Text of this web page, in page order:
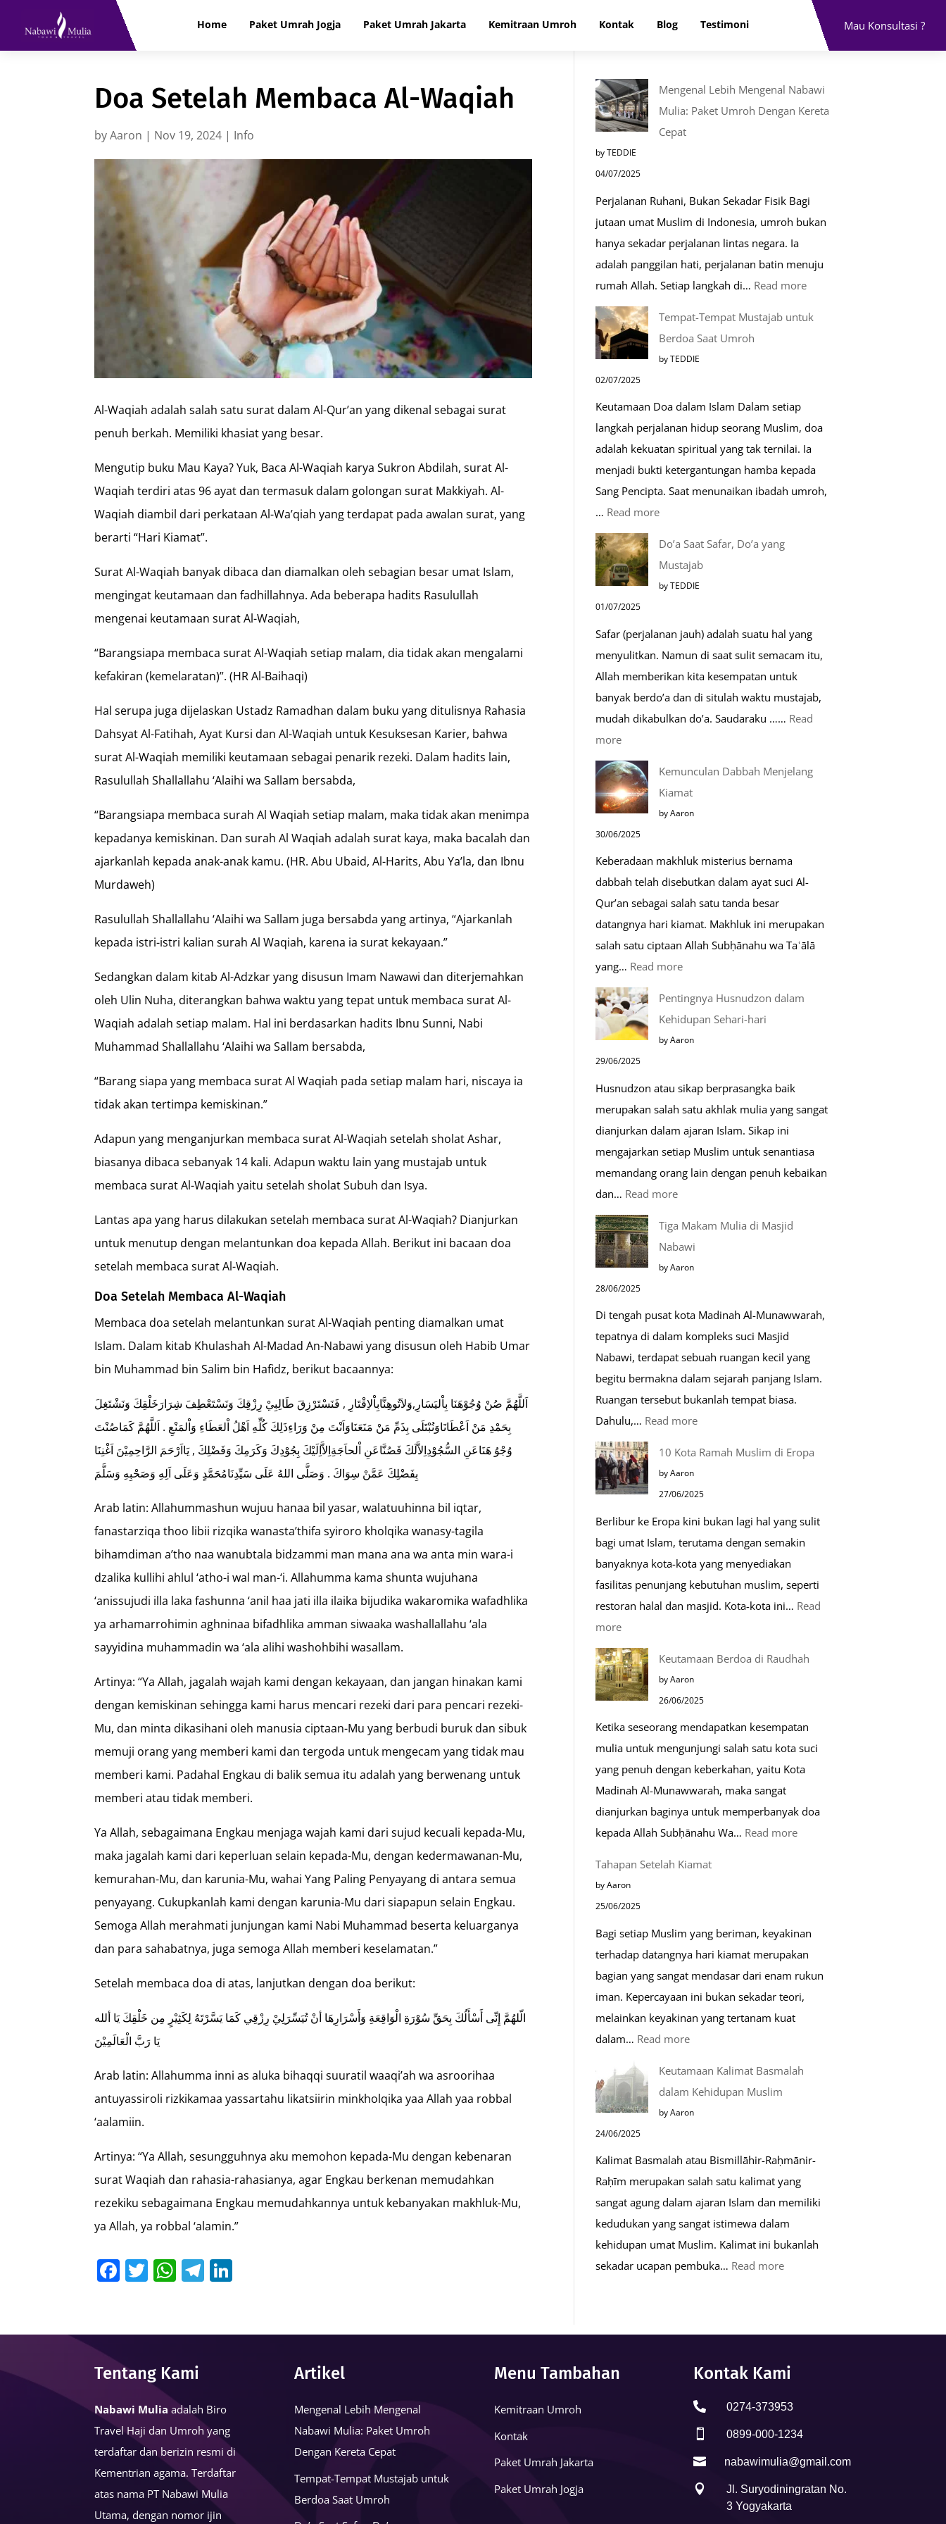
Home Paket Umrah Jogja Paket Umrah Jakarta Kemitraan Umroh Kontak Blog Testimoni Mau Konsultasi ?
Doa Setelah Membaca Al-Waqiah
byAaron | Nov 19, 2024 | Info
Al-Waqiah adalah salah satu surat dalam Al-Qur’an yang dikenal sebagai surat
penuh berkah. Memiliki khasiat yang besar.
Mengutip buku Mau Kaya? Yuk, Baca Al-Waqiah karya Sukron Abdilah, surat Al-
Waqiah terdiri atas 96 ayat dan termasuk dalam golongan surat Makkiyah. Al-
Waqiah diambil dari perkataan Al-Wa’qiah yang terdapat pada awalan surat, yang
berarti “Hari Kiamat”.
Surat Al-Waqiah banyak dibaca dan diamalkan oleh sebagian besar umat Islam,
mengingat keutamaan dan fadhillahnya. Ada beberapa hadits Rasulullah
mengenai keutamaan surat Al-Waqiah,
“Barangsiapa membaca surat Al-Waqiah setiap malam, dia tidak akan mengalami
kefakiran (kemelaratan)”. (HR Al-Baihaqi)
Hal serupa juga dijelaskan Ustadz Ramadhan dalam buku yang ditulisnya Rahasia
Dahsyat Al-Fatihah, Ayat Kursi dan Al-Waqiah untuk Kesuksesan Karier, bahwa
surat Al-Waqiah memiliki keutamaan sebagai penarik rezeki. Dalam hadits lain,
Rasulullah Shallallahu ‘Alaihi wa Sallam bersabda,
“Barangsiapa membaca surah Al Waqiah setiap malam, maka tidak akan menimpa
kepadanya kemiskinan. Dan surah Al Waqiah adalah surat kaya, maka bacalah dan
ajarkanlah kepada anak-anak kamu. (HR. Abu Ubaid, Al-Harits, Abu Ya’la, dan Ibnu
Murdaweh)
Rasulullah Shallallahu ‘Alaihi wa Sallam juga bersabda yang artinya, “Ajarkanlah
kepada istri-istri kalian surah Al Waqiah, karena ia surat kekayaan.”
Sedangkan dalam kitab Al-Adzkar yang disusun Imam Nawawi dan diterjemahkan
oleh Ulin Nuha, diterangkan bahwa waktu yang tepat untuk membaca surat Al-
Waqiah adalah setiap malam. Hal ini berdasarkan hadits Ibnu Sunni, Nabi
Muhammad Shallallahu ‘Alaihi wa Sallam bersabda,
“Barang siapa yang membaca surat Al Waqiah pada setiap malam hari, niscaya ia
tidak akan tertimpa kemiskinan.”
Adapun yang menganjurkan membaca surat Al-Waqiah setelah sholat Ashar,
biasanya dibaca sebanyak 14 kali. Adapun waktu lain yang mustajab untuk
membaca surat Al-Waqiah yaitu setelah sholat Subuh dan Isya.
Lantas apa yang harus dilakukan setelah membaca surat Al-Waqiah? Dianjurkan
untuk menutup dengan melantunkan doa kepada Allah. Berikut ini bacaan doa
setelah membaca surat Al-Waqiah.
Doa Setelah Membaca Al-Waqiah
Membaca doa setelah melantunkan surat Al-Waqiah penting diamalkan umat
Islam. Dalam kitab Khulashah Al-Madad An-Nabawi yang disusun oleh Habib Umar
bin Muhammad bin Salim bin Hafidz, berikut bacaannya:
اَللَّهُمَّ صُنْ وُجُوْهَنَا بِاْليَسَارِ,وَلاَتُوهِنَّابِاْلاِقْتَارِ , فَنَسْتَرْزِقَ طَالِبِيْ رِزْقِكَ وَنَسْتَعْطِفَ شِرَارَخَلْقِكَ وَنَشْتَغِلَ
بِحَمْدِ مَنْ اَعْطَانَاوَنُبْتَلَى بِذَمِّ مَنْ مَنَعَنَاوَاَنْتَ مِنْ وَرَاءِذَلِكَ كُلِّهِ اَهْلُ اْلعَطَاءِ وَاْلمَنْعِ . اَللَّهُمَّ كَمَاصُنْتَ
وُجْوُ هَنَاعَنِ السُّجُوْدِاِلاَّلَكَ فَصُنَّاعَنِ اْلحاَجَةِاِلاَّاِلَيْكَ بِجُوْدِكَ وَكَرَمِكَ وَفَضْلِكَ , يَااَرْحَمَ الرَّاحِمِيْنَ اَغْنِنَا
بِفَضْلِكَ عَمَّنْ سِوَاكَ . وَصَلَّى اللهُ عَلَى سَيِّدِنَامُحَمَّدٍ وَعَلَى اَلِهِ وَصَحْبِهِ وَسَلَّمَ
Arab latin: Allahummashun wujuu hanaa bil yasar, walatuuhinna bil iqtar,
fanastarziqa thoo libii rizqika wanasta’thifa syiroro kholqika wanasy-tagila
bihamdiman a’tho naa wanubtala bidzammi man mana ana wa anta min wara-i
dzalika kullihi ahlul ‘atho-i wal man-‘i. Allahumma kama shunta wujuhana
‘anissujudi illa laka fashunna ‘anil haa jati illa ilaika bijudika wakaromika wafadhlika
ya arhamarrohimin aghninaa bifadhlika amman siwaaka washallallahu ‘ala
sayyidina muhammadin wa ‘ala alihi washohbihi wasallam.
Artinya: “Ya Allah, jagalah wajah kami dengan kekayaan, dan jangan hinakan kami
dengan kemiskinan sehingga kami harus mencari rezeki dari para pencari rezeki-
Mu, dan minta dikasihani oleh manusia ciptaan-Mu yang berbudi buruk dan sibuk
memuji orang yang memberi kami dan tergoda untuk mengecam yang tidak mau
memberi kami. Padahal Engkau di balik semua itu adalah yang berwenang untuk
memberi atau tidak memberi.
Ya Allah, sebagaimana Engkau menjaga wajah kami dari sujud kecuali kepada-Mu,
maka jagalah kami dari keperluan selain kepada-Mu, dengan kedermawanan-Mu,
kemurahan-Mu, dan karunia-Mu, wahai Yang Paling Penyayang di antara semua
penyayang. Cukupkanlah kami dengan karunia-Mu dari siapapun selain Engkau.
Semoga Allah merahmati junjungan kami Nabi Muhammad beserta keluarganya
dan para sahabatnya, juga semoga Allah memberi keselamatan.”
Setelah membaca doa di atas, lanjutkan dengan doa berikut:
الّلهُمَّ إِنِّى أَسْأَلُكَ بِحَقِّ سُوْرَةِ الْوَاقِعَةِ وَأَسْرَارِهَا أنْ تُيَسِّرَلِيْ رِزْقِي كَمَا يَسَّرْتَهُ لِكَثِيْرٍ مِن خَلْقِكَ يَا ألله
يَا رَبَّ الْعَالَمِيْنَ
Arab latin: Allahumma inni as aluka bihaqqi suuratil waaqi’ah wa asroorihaa
antuyassiroli rizkikamaa yassartahu likatsiirin minkholqika yaa Allah yaa robbal
‘aalamiin.
Artinya: “Ya Allah, sesungguhnya aku memohon kepada-Mu dengan kebenaran
surat Waqiah dan rahasia-rahasianya, agar Engkau berkenan memudahkan
rezekiku sebagaimana Engkau memudahkannya untuk kebanyakan makhluk-Mu,
ya Allah, ya robbal ‘alamin.”
Facebook
Twitter
WhatsApp
Telegram
Mengenal Lebih Mengenal Nabawi
Mulia: Paket Umroh Dengan Kereta
Cepat
by TEDDIE
04/07/2025
Perjalanan Ruhani, Bukan Sekadar Fisik Bagi
jutaan umat Muslim di Indonesia, umroh bukan
hanya sekadar perjalanan lintas negara. Ia
adalah panggilan hati, perjalanan batin menuju
rumah Allah. Setiap langkah di… Read more:
Umroh
Dengan
Kereta
Cepat
Tempat-Tempat Mustajab untuk
Berdoa Saat Umroh
by TEDDIE
02/07/2025
Keutamaan Doa dalam Islam Dalam setiap
langkah perjalanan hidup seorang Muslim, doa
adalah kekuatan spiritual yang tak ternilai. Ia
menjadi bukti ketergantungan hamba kepada
Sang Pencipta. Saat menunaikan ibadah umroh,
… Read more:
Mustajab
Saat
Umroh
Do’a Saat Safar, Do’a yang
Mustajab
by TEDDIE
01/07/2025
Safar (perjalanan jauh) adalah suatu hal yang
menyulitkan. Namun di saat sulit semacam itu,
Allah memberikan kita kesempatan untuk
banyak berdo’a dan di situlah waktu mustajab,
mudah dikabulkan do’a. Saudaraku …… Read
more:
Do’a
Saat
Safar,
Mustajab
Kemunculan Dabbah Menjelang
Kiamat
by Aaron
30/06/2025
Keberadaan makhluk misterius bernama
dabbah telah disebutkan dalam ayat suci Al-
Qur’an sebagai salah satu tanda besar
datangnya hari kiamat. Makhluk ini merupakan
salah satu ciptaan Allah Subḥānahu wa Taʿālā
yang… Read more:
Dabbah
Menjelang
Pentingnya Husnudzon dalam
Kehidupan Sehari-hari
by Aaron
29/06/2025
Husnudzon atau sikap berprasangka baik
merupakan salah satu akhlak mulia yang sangat
dianjurkan dalam ajaran Islam. Sikap ini
mengajarkan setiap Muslim untuk senantiasa
memandang orang lain dengan penuh kebaikan
dan… Read more:
hari
Tiga Makam Mulia di Masjid
Nabawi
by Aaron
28/06/2025
Di tengah pusat kota Madinah Al-Munawwarah,
tepatnya di dalam kompleks suci Masjid
Nabawi, terdapat sebuah ruangan kecil yang
begitu bermakna dalam sejarah panjang Islam.
Ruangan tersebut bukanlah tempat biasa.
Dahulu,… Read more:
Masjid
Nabawi
10 Kota Ramah Muslim di Eropa
by Aaron
27/06/2025
Berlibur ke Eropa kini bukan lagi hal yang sulit
bagi umat Islam, terutama dengan semakin
banyaknya kota-kota yang menyediakan
fasilitas penunjang kebutuhan muslim, seperti
restoran halal dan masjid. Kota-kota ini… Read
more:
10
Kota
Ramah
di
Eropa
Keutamaan Berdoa di Raudhah
by Aaron
26/06/2025
Ketika seseorang mendapatkan kesempatan
mulia untuk mengunjungi salah satu kota suci
yang penuh dengan keberkahan, yaitu Kota
Madinah Al-Munawwarah, maka sangat
dianjurkan baginya untuk memperbanyak doa
kepada Allah Subḥānahu Wa… Read more:
Tahapan Setelah Kiamat
by Aaron
25/06/2025
Bagi setiap Muslim yang beriman, keyakinan
terhadap datangnya hari kiamat merupakan
bagian yang sangat mendasar dari enam rukun
iman. Kepercayaan ini bukan sekadar teori,
melainkan keyakinan yang tertanam kuat
dalam… Read more:
Keutamaan Kalimat Basmalah
dalam Kehidupan Muslim
by Aaron
24/06/2025
Kalimat Basmalah atau Bismillāhir-Raḥmānir-
Raḥīm merupakan salah satu kalimat yang
sangat agung dalam ajaran Islam dan memiliki
kedudukan yang sangat istimewa dalam
kehidupan umat Muslim. Kalimat ini bukanlah
sekadar ucapan pembuka… Read more:
Kehidupan
Tentang Kami
Nabawi Mulia adalah Biro
Travel Haji dan Umroh yang
terdaftar dan berizin resmi di
Kementrian agama. Terdaftar
atas nama PT Nabawi Mulia
Utama, dengan nomor ijin
Artikel
Mengenal Lebih Mengenal
Nabawi Mulia: Paket Umroh
Dengan Kereta Cepat
Tempat-Tempat Mustajab untuk
Berdoa Saat Umroh
Menu Tambahan
Kemitraan Umroh
Kontak
Paket Umrah Jakarta
Paket Umrah Jogja
Kontak Kami
 0274-373953
 0899-000-1234
 nabawimulia@gmail.com

Jl. Suryodiningratan No.
3 Yogyakarta